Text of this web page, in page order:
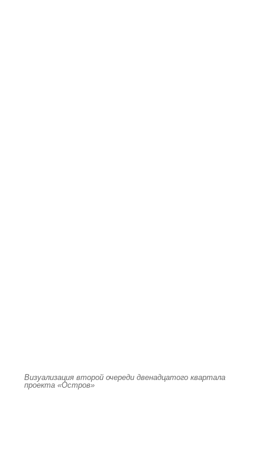
Визуализация второй очереди двенадцатого квартала
проекта «Остров»